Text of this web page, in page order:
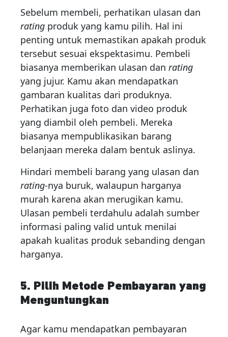
Sebelum membeli, perhatikan ulasan dan
rating produk yang kamu pilih. Hal ini
penting untuk memastikan apakah produk
tersebut sesuai ekspektasimu. Pembeli
biasanya memberikan ulasan dan rating
yang jujur. Kamu akan mendapatkan
gambaran kualitas dari produknya.
Perhatikan juga foto dan video produk
yang diambil oleh pembeli. Mereka
biasanya mempublikasikan barang
belanjaan mereka dalam bentuk aslinya.
Hindari membeli barang yang ulasan dan
rating-nya buruk, walaupun harganya
murah karena akan merugikan kamu.
Ulasan pembeli terdahulu adalah sumber
informasi paling valid untuk menilai
apakah kualitas produk sebanding dengan
harganya.
5. Pilih Metode Pembayaran yang
Menguntungkan
Agar kamu mendapatkan pembayaran